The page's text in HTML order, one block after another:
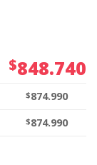
$848.740
$874.990
$874.990